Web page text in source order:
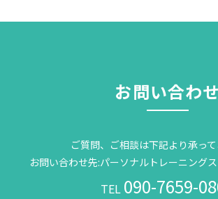
お問い合わせ
ご質問、ご相談は下記より承って
お問い合わせ先:パーソナルトレーニング
TEL 090-7659-